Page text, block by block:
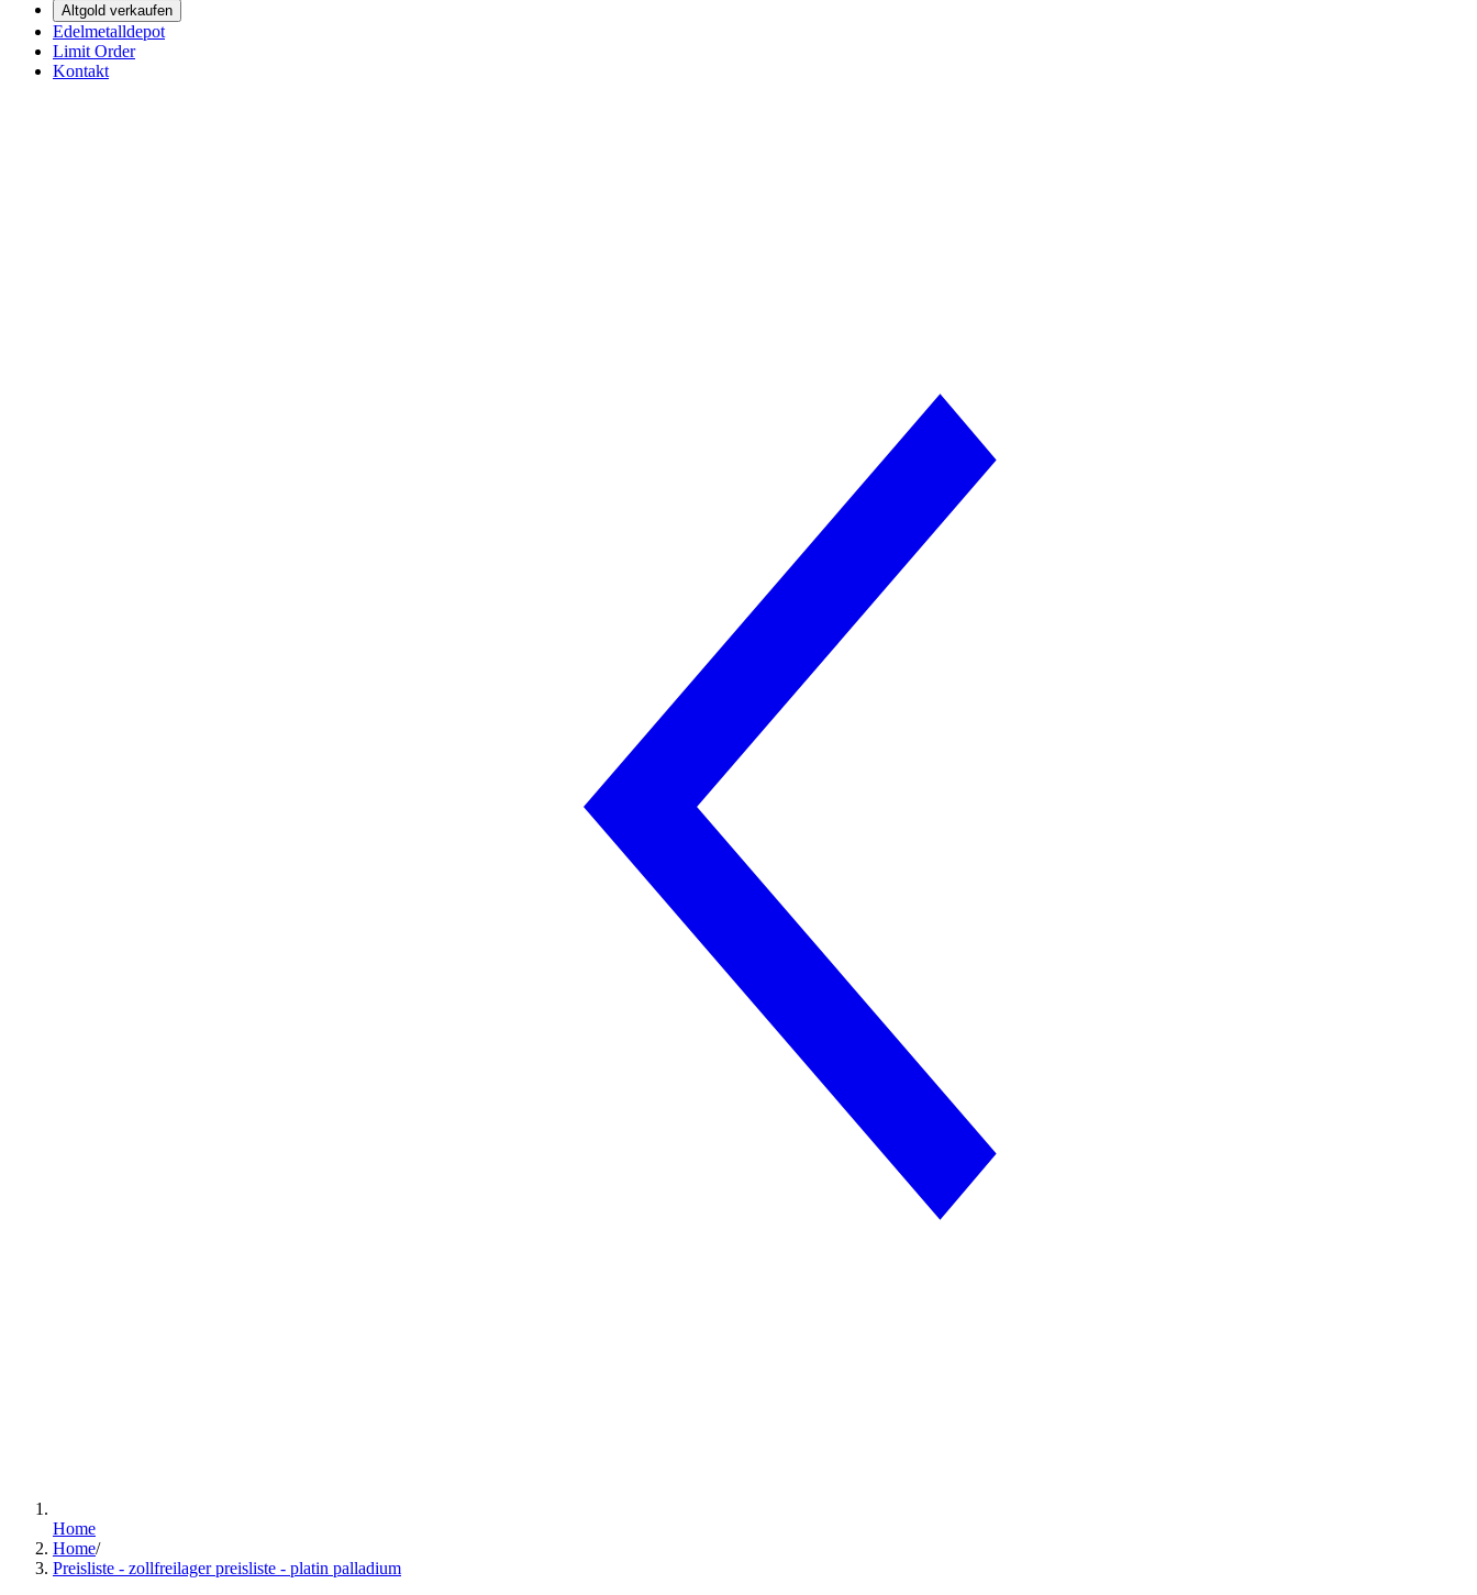
Altgold verkaufen
Edelmetalldepot
Limit Order
Kontakt
Home
Home/
Preisliste - zollfreilager preisliste - platin palladium